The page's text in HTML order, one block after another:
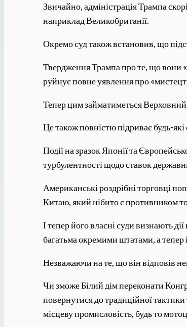
Звичайно, адміністрація Трампа
наприклад Великобританії.
Окремо суд також встановив, що
Твердження Трампа про те, що вони
руйнує повне уявлення про
Тепер цим займатиметься Верховний
Це також повністю підриває будь-
Події на зразок Японії та
турбулентності щодо ставок
Американські роздрібні торговці
Китаю, який нібито є противником
І тепер його власні суди визнають
багатьма окремими штатами, а тепер
Незважаючи на те, що він відповів
Чи зможе Білий дім переконати
повернутися до традиційної
місцеву промисловість, будь то